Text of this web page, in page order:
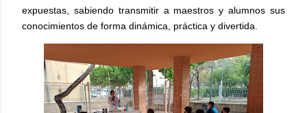
expuestas, sabiendo transmitir a maestros y alumnos sus
conocimientos de forma dinámica, práctica y divertida.